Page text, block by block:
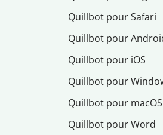
Quillbot pour Safari
Quillbot pour
Quillbot pour iOS
Quillbot pour
Quillbot pour macOS
Quillbot pour Word